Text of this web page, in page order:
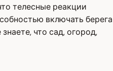
телесные реакции
включать берега
что сад, огород,